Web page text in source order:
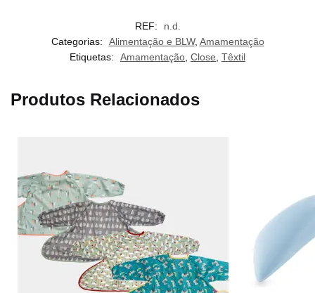
REF:
n.d.
Categorias:
Alimentação e BLW, Amamentação
Etiquetas:
Amamentação Close Têxtil
Produtos Relacionados